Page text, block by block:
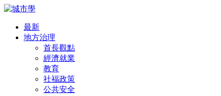
最新
地方治理
首長觀點
經濟就業
教育
社福政策
公共安全